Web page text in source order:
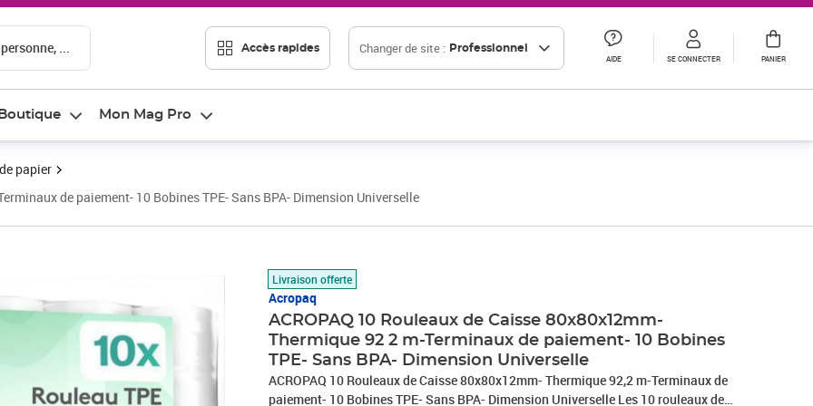
... Accès rapides Changer de site : Professionnel
AIDE SE CONNECTER PANIER
Mon Mag Pro
papier
de paiement- 10 Bobines TPE- Sans BPA- Dimension Universelle
Livraison offerte
Acropaq
ACROPAQ 10 Rouleaux de Caisse 80x80x12mm-
Thermique 92 2 m-Terminaux de paiement- 10 Bobines
TPE- Sans BPA- Dimension Universelle
ACROPAQ 10 Rouleaux de Caisse 80x80x12mm- Thermique 92,2 m-Terminaux de
paiement- 10 Bobines TPE- Sans BPA- Dimension Universelle Les 10 rouleaux de
Prix barré 37,49 €
Prix 29,96€